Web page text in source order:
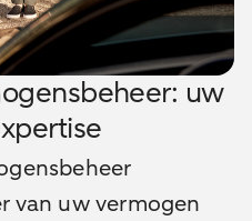
uw
van uw vermogen